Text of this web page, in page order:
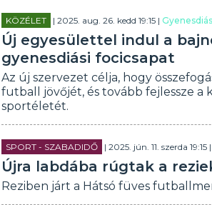
KÖZÉLET | 2025. aug. 26. kedd 19:15 |Gyenesdiás
Új egyesülettel indul a
gyenesdiási focicsapat
Az új szervezet célja, hogy
futball jövőjét, és tovább fejlessze a
sportéletét.
SPORT - SZABADIDŐ | 2025. jún. 11. szerda 19:15
Újra labdába rúgtak a
Reziben járt a Hátsó füves